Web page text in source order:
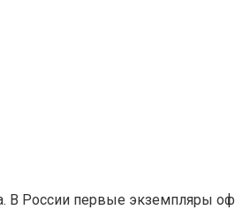
России первые экземпляры